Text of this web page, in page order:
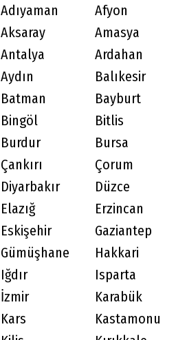
Adıyaman
Afyon
Aksaray
Amasya
Antalya
Ardahan
Aydın
Balıkesir
Batman
Bayburt
Bingöl
Bitlis
Burdur
Bursa
Çankırı
Çorum
Diyarbakır
Düzce
Elazığ
Erzincan
Eskişehir
Gaziantep
Gümüşhane
Hakkari
Iğdır
Isparta
İzmir
Karabük
Kars
Kastamonu